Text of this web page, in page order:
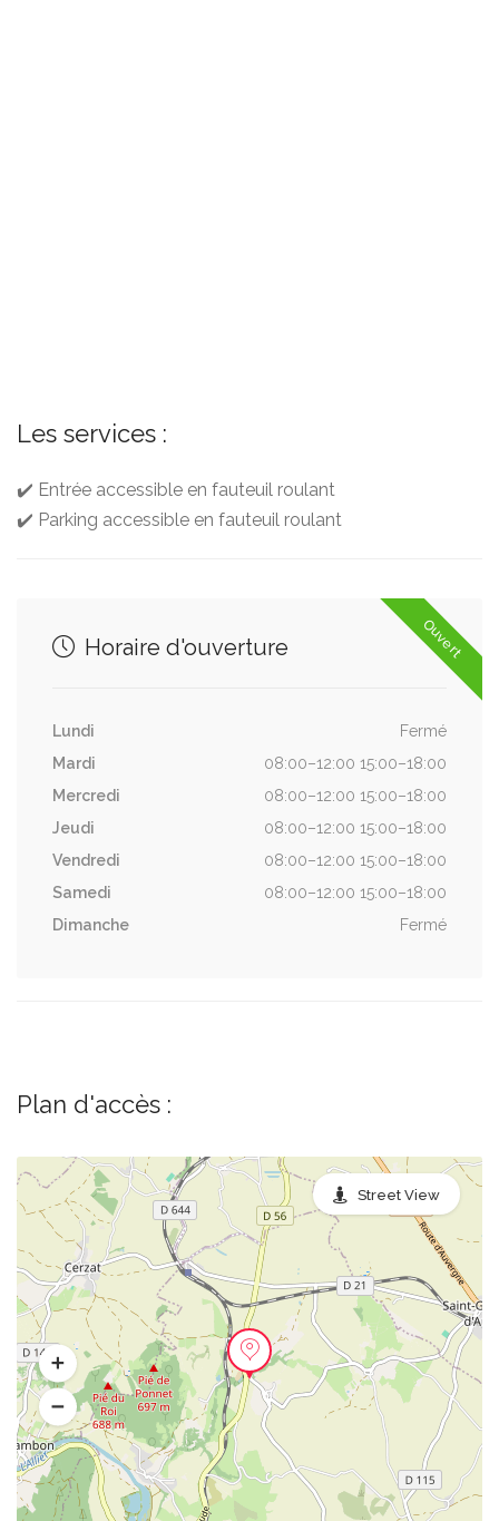
Les services :
✔️ Entrée accessible en fauteuil roulant
✔️ Parking accessible en fauteuil roulant
Ouvert
Horaire d'ouverture
Lundi
Fermé
Mardi
08:00–12:00 15:00–18:00
Mercredi
08:00–12:00 15:00–18:00
Jeudi
08:00–12:00 15:00–18:00
Vendredi
08:00–12:00 15:00–18:00
Samedi
08:00–12:00 15:00–18:00
Dimanche
Fermé
Plan d'accès :
Street View